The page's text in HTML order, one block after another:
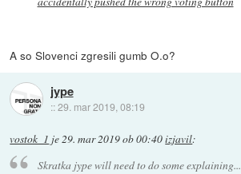
A so Slovenci zgresili gumb O.o?
jype
::29. mar 2019, 08:19
vostok_1 je29. mar 2019 ob 00:40izjavil:
Skratka jype will need to do some explaining...